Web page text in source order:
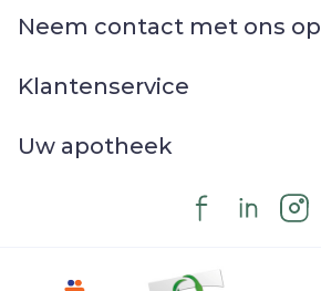
Neem contact met ons op
Klantenservice
Uw apotheek